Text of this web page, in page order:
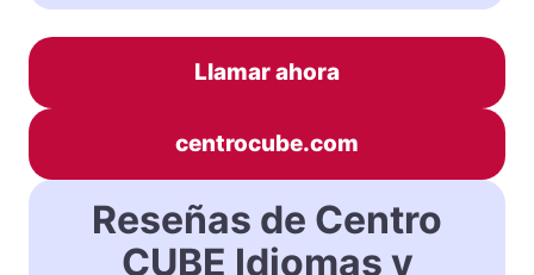
Llamar ahora
centrocube.com
Reseñas de Centro
CUBE Idiomas y